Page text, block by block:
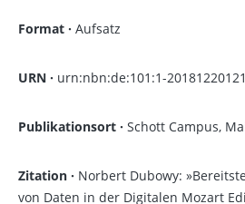
Format · Aufsatz
URN · urn:nbn:de:101:1-
Publikationsort · Schott Campus,
Zitation · Norbert Dubowy:
von Daten in der Digitalen Mozart